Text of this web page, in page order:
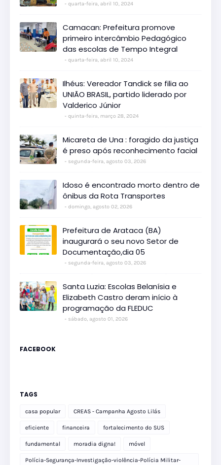
quarta-feira, abril 10, 2024
Camacan: Prefeitura promove
primeiro intercâmbio Pedagógico
das escolas de Tempo Integral
quarta-feira, abril 10, 2024
Ilhéus: Vereador Tandick se filia ao
UNIÃO BRASIL, partido liderado por
Valderico Júnior
quinta-feira, março 28, 2024
Micareta de Una : foragido da justiça
é preso após reconhecimento facial
segunda-feira, agosto 03, 2026
Idoso é encontrado morto dentro de
ônibus da Rota Transportes
domingo, agosto 02, 2026
Prefeitura de Arataca (BA)
inaugurará o seu novo Setor de
Documentação,dia 05
segunda-feira, agosto 03, 2026
Santa Luzia: Escolas Belanísia e
Elizabeth Castro deram início à
programação da FLEDUC
sábado, agosto 01, 2026
FACEBOOK
TAGS
casa popular CREAS - Campanha Agosto Lilás
eficiente financeira fortalecimento do SUS
fundamental moradia digna! móvel
Polícia-Segurança-Investigação-violência-Polícia Militar-